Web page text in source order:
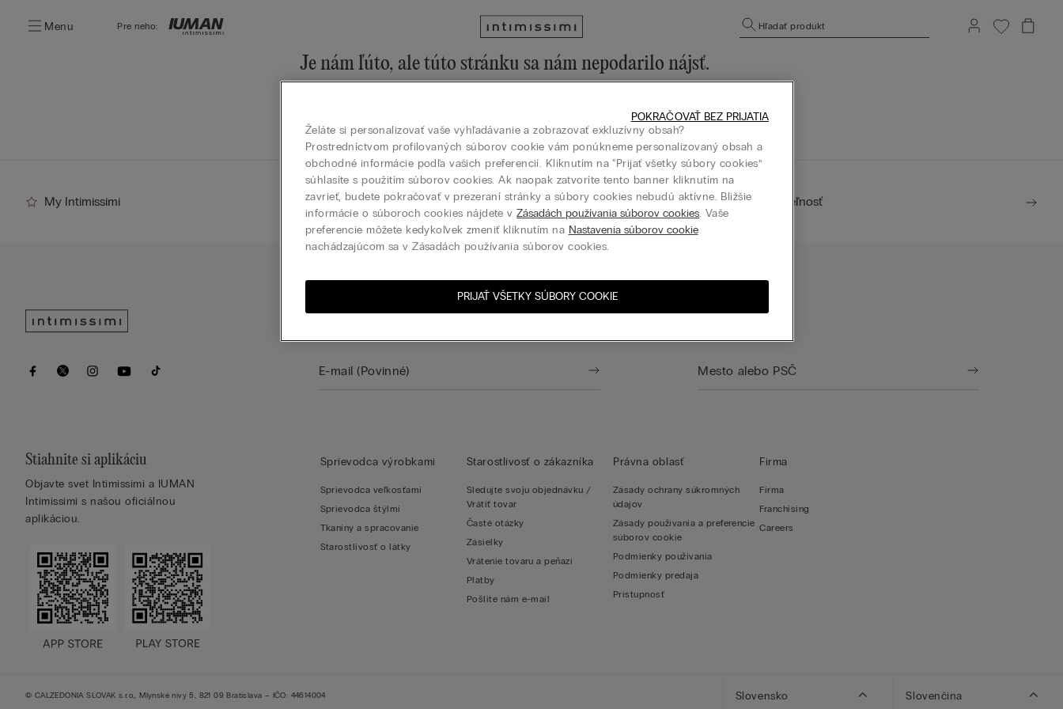
Menu Pre neho: Hľadať produkt
Je nám ľúto, ale túto stránku sa nám nepodarilo nájsť.
Prejsť na domovskú stránku
My Intimissimi Darčeková karta Udržateľnosť
Stiahnite si aplikáciu
Objavte svet Intimissimi a IUMAN
Intimissimi s našou oficiálnou
aplikáciou.
Sprievodca výrobkami
Sprievodca veľkosťami
Sprievodca štýlmi
Tkaniny a spracovanie
Starostlivosť o látky
Starostlivosť o zákazníka
Sledujte svoju objednávku /
Vrátiť tovar
Časté otázky
Zásielky
Vrátenie tovaru a peňazí
Platby
Pošlite nám e-mail
Právna oblasť
Zásady ochrany súkromných
údajov
Zásady používania a preferencie
súborov cookie
Podmienky používania
Podmienky predaja
Prístupnosť
Firma
Firma
Franchising
Careers
© CALZEDONIA SLOVAK s.r.o., Mlynské nivy 5, 821 09 Bratislava – IČO: 44614004 Slovensko Slovenčina
Želáte si personalizovať vaše vyhľadávanie a zobrazovať exkluzívny obsah?
Prostredníctvom profilovaných súborov cookie vám ponúkneme personalizovaný obsah a
obchodné informácie podľa vašich preferencií. Kliknutím na “Prijať všetky súbory cookies”
súhlasíte s použitím súborov cookies. Ak naopak zatvoríte tento banner kliknutím na
zavrieť, budete pokračovať v prezeraní stránky a súbory cookies nebudú aktívne. Bližšie
informácie o súboroch cookies nájdete vZásadách používania súborov cookies. Vaše
preferencie môžete kedykoľvek zmeniť kliknutím na Nastavenia súborov cookie
nachádzajúcom sa v Zásadách používania súborov cookies.
PRIJAŤ VŠETKY SÚBORY COOKIE
POKRAČOVAŤ BEZ PRIJATIA